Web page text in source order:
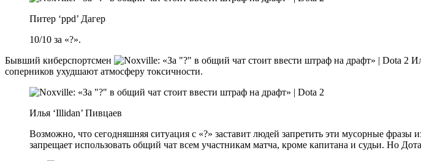
Питер ‘ppd’ Дагер
10/10 за «?».
Бывший киберспортсмен
соперников ухудшают атмосферу токсичности.
Илья ‘Illidan’ Пивцаев
Возможно, что сегодняшняя ситуация с «?» заставит людей запретить эти мусорные
запрещает использовать общий чат всем участникам матча, кроме капитана и судьи. Но